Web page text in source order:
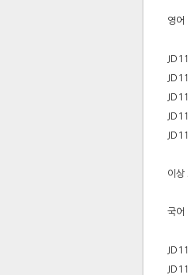
영어
이상
국어